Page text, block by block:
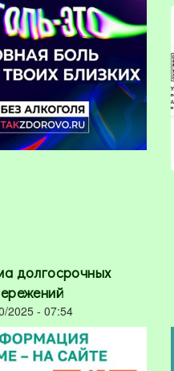
долгосрочных
2025 - 07:54